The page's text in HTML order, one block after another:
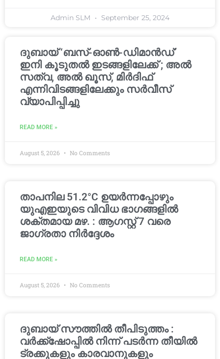
Admin SLM September 25, 2024
ദുബായ് ‘ബസ്-ഓൺ-ഡിമാൻഡ്’
ഇനി കൂടുതൽ ഇടങ്ങളിലേക്ക് ; അൽ
സത്വ, അൽ ഖൂസ്, മിർദിഫ്
എന്നിവിടങ്ങളിലേക്കും സർവീസ്
വ്യാപിപ്പിച്ചു
READ MORE »
August 5, 2026 No Comments
താപനില 51.2°C ഉയർന്നപ്പോഴും
യുഎഇയുടെ വിവിധ ഭാഗങ്ങളിൽ
ശക്തമായ മഴ. : ആഗസ്റ്റ് 7 വരെ
ജാഗ്രതാ നിർദ്ദേശം
READ MORE »
August 5, 2026 No Comments
ദുബായ് സൗത്തിൽ തീപിടുത്തം :
വർക്ക്‌ഷോപ്പിൽ നിന്ന് പടർന്ന തീയിൽ
ട്രക്കുകളും കാരവാനുകളും